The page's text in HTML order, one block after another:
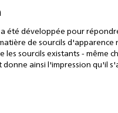
été développée pour
de sourcils d'apparence
les sourcils existants - même
donne ainsi l'impression qu'il